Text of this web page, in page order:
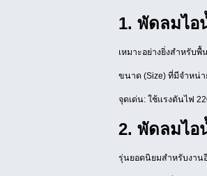
1. พัดลมไอ
เหมาะอย่างยิ่งสำหรับ
ขนาด (Size) ที่มีจำหน่า
จุดเด่น: ใช้แรงดันไฟ
2. พัดลมไอ
รุ่นยอดนิยมสำหรับงาน